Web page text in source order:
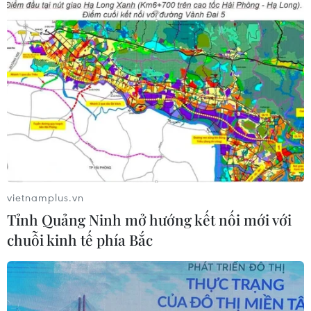
bước vào thử thách lớn nhất
03/08/2026 13:04
Xem trực tiếp Indonesia-Việt Nam tại
ASEAN Cup 2026 trên kênh nào?
03/08/2026 09:21
Xem thêm
CƠ QUAN CHỦ QUẢN: THÔNG TẤN XÃ VIỆT NAM
vietnamplus.vn
Tỉnh Quảng Ninh mở hướng kết nối mới với
chuỗi kinh tế phía Bắc